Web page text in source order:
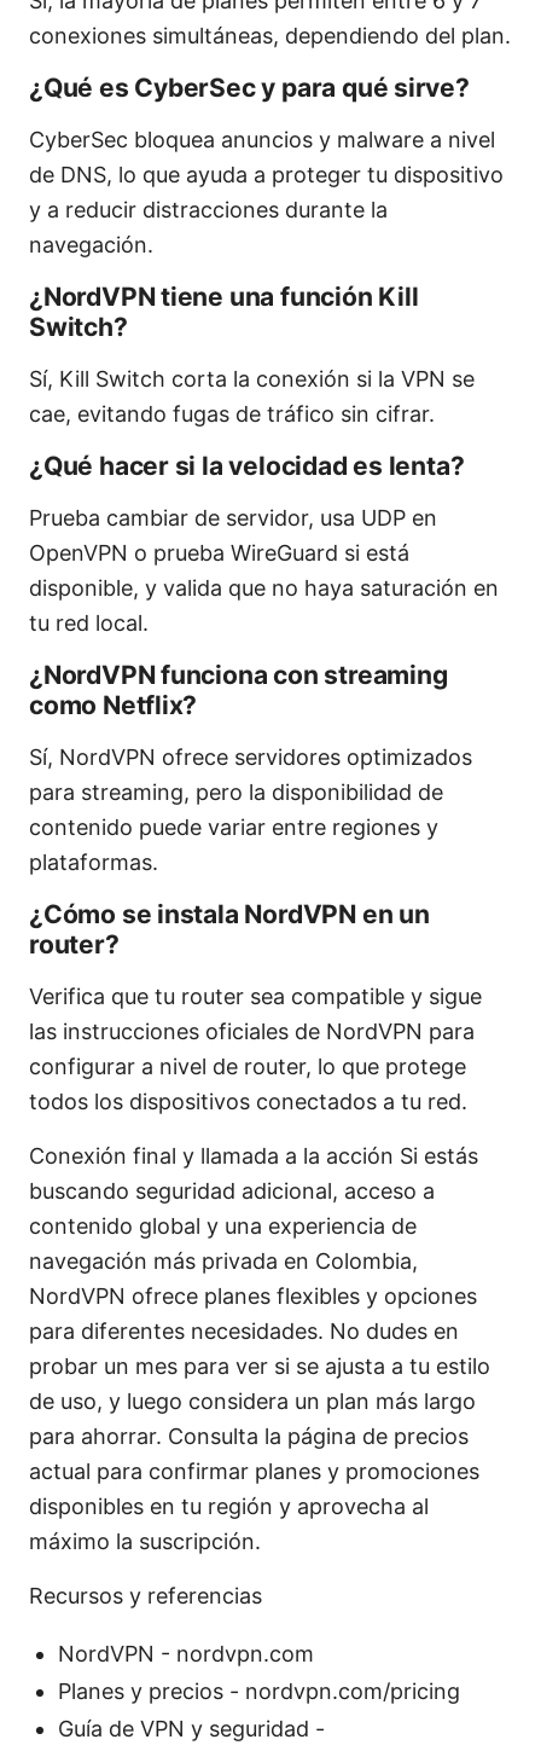
conexiones simultáneas, dependiendo del plan.
¿Qué es CyberSec y para qué sirve?
CyberSec bloquea anuncios y malware a nivel
de DNS, lo que ayuda a proteger tu dispositivo
y a reducir distracciones durante la
navegación.
¿NordVPN tiene una función Kill
Switch?
Sí, Kill Switch corta la conexión si la VPN se
cae, evitando fugas de tráfico sin cifrar.
¿Qué hacer si la velocidad es lenta?
Prueba cambiar de servidor, usa UDP en
OpenVPN o prueba WireGuard si está
disponible, y valida que no haya saturación en
tu red local.
¿NordVPN funciona con streaming
como Netflix?
Sí, NordVPN ofrece servidores optimizados
para streaming, pero la disponibilidad de
contenido puede variar entre regiones y
plataformas.
¿Cómo se instala NordVPN en un
router?
Verifica que tu router sea compatible y sigue
las instrucciones oficiales de NordVPN para
configurar a nivel de router, lo que protege
todos los dispositivos conectados a tu red.
Conexión final y llamada a la acción Si estás
buscando seguridad adicional, acceso a
contenido global y una experiencia de
navegación más privada en Colombia,
NordVPN ofrece planes flexibles y opciones
para diferentes necesidades. No dudes en
probar un mes para ver si se ajusta a tu estilo
de uso, y luego considera un plan más largo
para ahorrar. Consulta la página de precios
actual para confirmar planes y promociones
disponibles en tu región y aprovecha al
máximo la suscripción.
Recursos y referencias
NordVPN - nordvpn.com
Planes y precios - nordvpn.com/pricing
Guía de VPN y seguridad -